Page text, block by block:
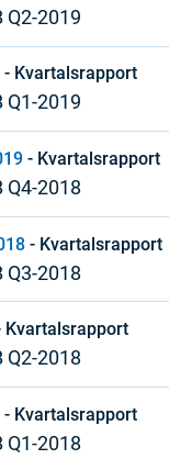
Q2-2019
- Kvartalsrapport
Q1-2019
- Kvartalsrapport
Q4-2018
- Kvartalsrapport
Q3-2018
Kvartalsrapport
Q2-2018
- Kvartalsrapport
Q1-2018